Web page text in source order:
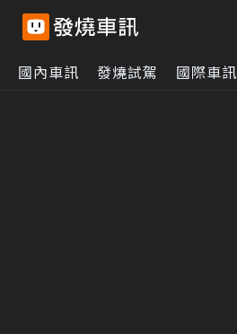
國內車訊 發燒試駕 國際車訊